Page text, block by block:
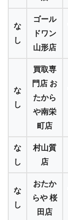
な
し
ゴール
ドワン
山形店
な
し
買取専
門店 お
たから
や南栄
町店
な
し
村山質
店
な
し
おたか
らや 桜
田店